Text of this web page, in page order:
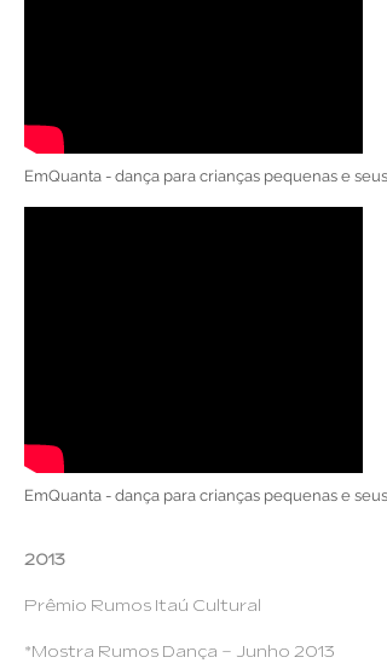
EmQuanta - dança para crianças pequenas e
EmQuanta - dança para crianças pequenas e seus
2013
Prêmio Rumos Itaú Cultural
*Mostra Rumos Dança – Junho 2013